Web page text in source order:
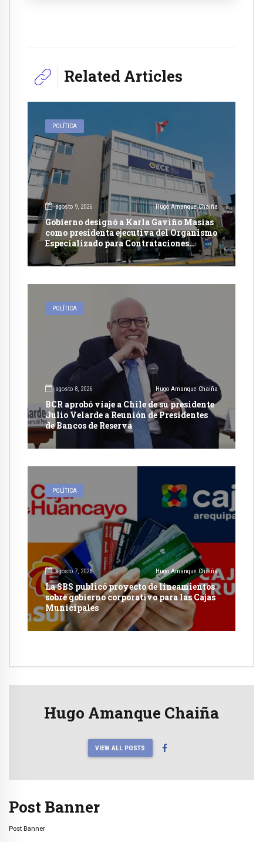
Related Articles
POLÍTICA
agosto 9, 2026 Hugo Amanque Chaiña
Gobierno designó a Karla Gaviño Masías
como presidenta ejecutiva del Organismo
Especializado para Contrataciones
Públicas Eficientes
POLÍTICA
agosto 8, 2026 Hugo Amanque Chaiña
BCR aprobó viaje a Chile de su presidente
Julio Velarde a Reunión de Presidentes
de Bancos de Reserva
POLÍTICA
agosto 7, 2026 Hugo Amanque Chaiña
La SBS publicó proyecto de lineamientos
sobre gobierno corporativo para las Cajas
Municipales
Hugo Amanque Chaiña
VIEW ALL POSTS
Post Banner
Post Banner